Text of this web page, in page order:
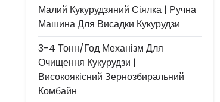
Малий Кукурудзяний Сіялка | Ручна
Машина Для Висадки Кукурудзи
3-4 Тонн/год Механізм Для
Очищення Кукурудзи |
Високоякісний Зернозбиральний
Комбайн